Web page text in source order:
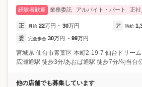
経験者歓迎 業務委託 アルバイト・パート 正社
正 月給 22万円 ~ 30万円 ア 時給
委 完全歩合 30万円 ~ 99万円
宮城県 仙台市青葉区 本町2-19-7 仙台ドリー
広瀬通駅 徒歩3分/あおば通駅 徒歩7分/勾当台
他の店舗でも募集しています